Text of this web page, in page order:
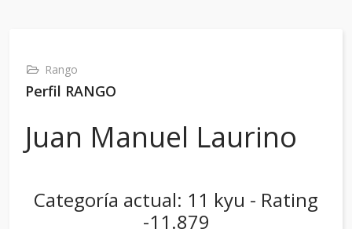
Rango
Perfil RANGO
Juan Manuel Laurino
Categoría actual: 11 kyu - Rating
-11.879